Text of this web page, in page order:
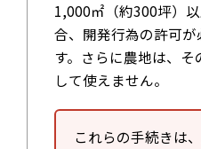
1,000㎡（約300坪）
合、開発行為の許可
す。さらに農地は、
して使えません。
これらの手続きは